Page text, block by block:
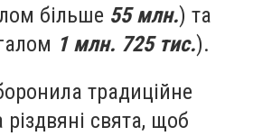
більше 55 млн.) та
1 млн. 725 тис.).
традиційне
свята, щоб